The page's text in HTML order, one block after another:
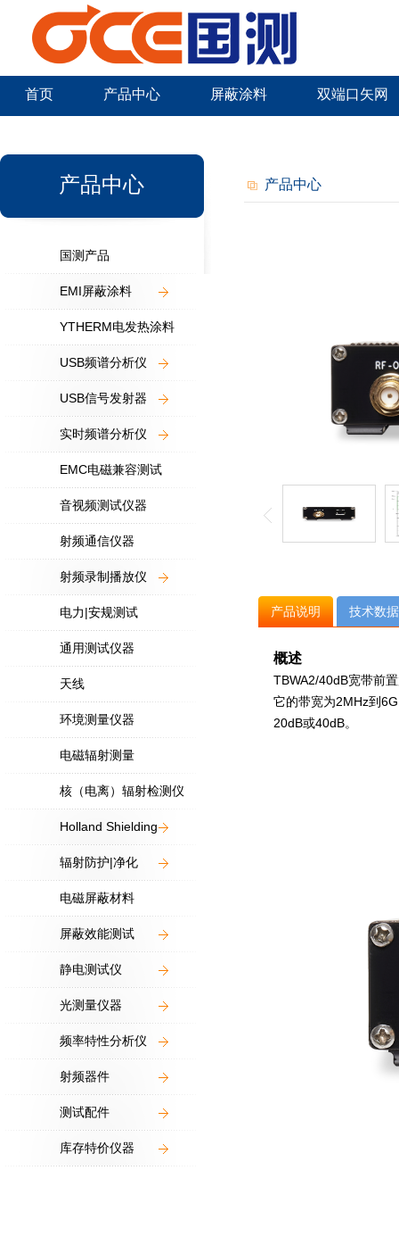
首页 产品中心 屏蔽涂料 双端口矢网
产品中心
国测产品
EMI屏蔽涂料
YTHERM电发热涂料
USB频谱分析仪
USB信号发射器
实时频谱分析仪
EMC电磁兼容测试
音视频测试仪器
射频通信仪器
射频录制播放仪
电力|安规测试
通用测试仪器
天线
环境测量仪器
电磁辐射测量
核（电离）辐射检测仪
Holland Shielding
辐射防护|净化
电磁屏蔽材料
屏蔽效能测试
静电测试仪
光测量仪器
频率特性分析仪
射频器件
测试配件
库存特价仪器
产品中心
产品说明 技术数据
概述
TBWA2/40dB宽带前
它的带宽为2MHz到
20dB或40dB。